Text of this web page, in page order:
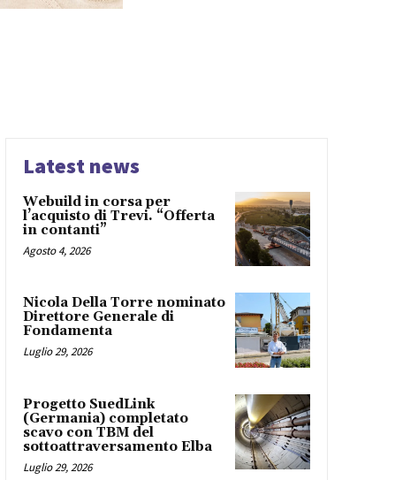
Latest news
Webuild in corsa per
l’acquisto di Trevi. “Offerta
in contanti”
Agosto 4, 2026
Nicola Della Torre nominato
Direttore Generale di
Fondamenta
Luglio 29, 2026
Progetto SuedLink
(Germania) completato
scavo con TBM del
sottoattraversamento Elba
Luglio 29, 2026